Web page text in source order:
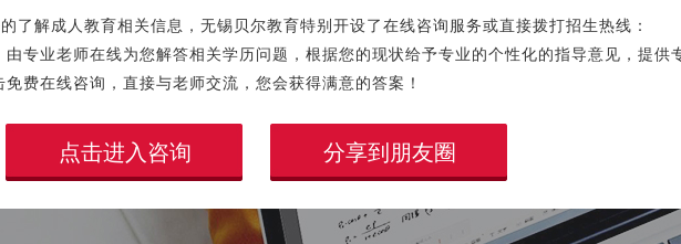
了解成人教育相关信息，无锡贝尔教育特别开设了在线咨询服务或直接拨打招生热线：
专业老师在线为您解答相关学历问题，根据您的现状给予专业的个性化的指导意见，提供
费在线咨询，直接与老师交流，您会获得满意的答案！
点击进入咨询 分享到朋友圈